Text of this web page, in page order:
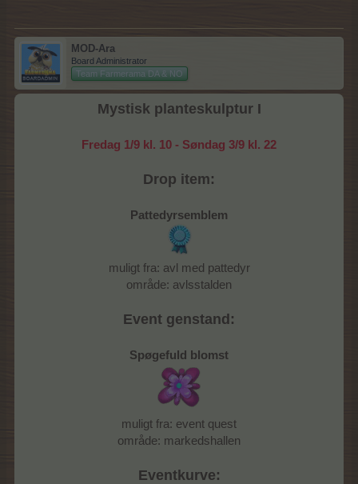
MOD-Ara
Board Administrator
Team Farmerama DA & NO
Mystisk planteskulptur I
Fredag 1/9 kl. 10 - Søndag 3/9 kl. 22
Drop item:
Pattedyrsemblem
muligt fra: avl med pattedyr
område: avlsstalden
Event genstand:
Spøgefuld blomst
muligt fra: event quest
område: markedshallen
Eventkurve: